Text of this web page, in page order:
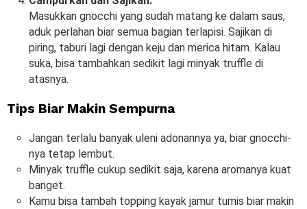
Masukkan gnocchi yang sudah matang ke dalam saus,
aduk perlahan biar semua bagian terlapisi. Sajikan di
piring, taburi lagi dengan keju dan merica hitam. Kalau
suka, bisa tambahkan sedikit lagi minyak truffle di
atasnya.
Tips Biar Makin Sempurna
Jangan terlalu banyak uleni adonannya ya, biar gnocchi-
nya tetap lembut.
Minyak truffle cukup sedikit saja, karena aromanya kuat
banget.
Kamu bisa tambah topping kayak jamur tumis biar makin